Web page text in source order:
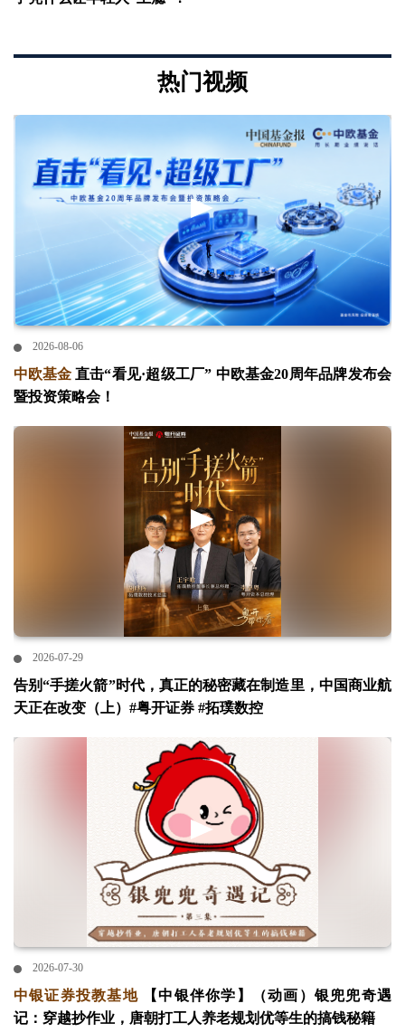
热门视频
2026-08-06
中欧基金 直击“看见·超级工厂” 中欧基金20周年品牌发布会
暨投资策略会！
2026-07-29
告别“手搓火箭”时代，真正的秘密藏在制造里，中国商业航
天正在改变（上）#粤开证券 #拓璞数控
2026-07-30
中银证券投教基地
【中银伴你学】（动画）银兜兜奇遇
记：穿越抄作业，唐朝打工人养老规划优等生的搞钱秘籍